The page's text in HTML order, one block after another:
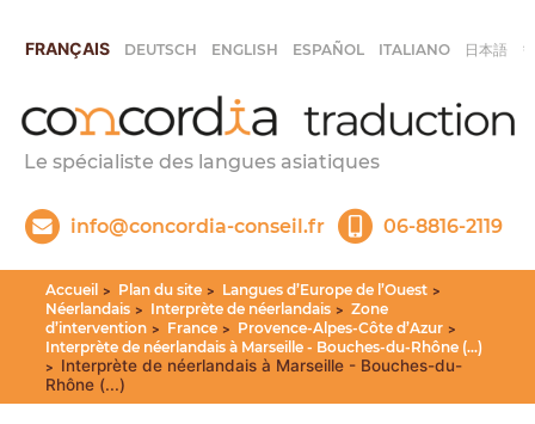
FRANÇAIS DEUTSCH ENGLISH ESPAÑOL ITALIANO 日本語
Le spécialiste des langues asiatiques
info@concordia-conseil.fr 06-8816-2119
Accueil > Plan du site > Langues d’Europe de l’Ouest >
Néerlandais > Interprète de néerlandais > Zone
d’intervention > France > Provence-Alpes-Côte d’Azur >
Interprète de néerlandais à Marseille - Bouches-du-Rhône (...)
>
Interprète de néerlandais à Marseille - Bouches-du-
Rhône (...)